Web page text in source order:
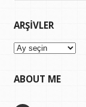
ARŞIVLER
Arşivler
ABOUT ME